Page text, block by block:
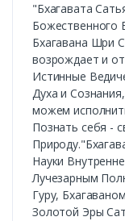
"Бхагавата
Божественного
Бхагавана Шри
возрождает и
Истинные
Духа и
можем
Познать себя -
Науки
Лучезарным
Гуру,
Золотой Эры